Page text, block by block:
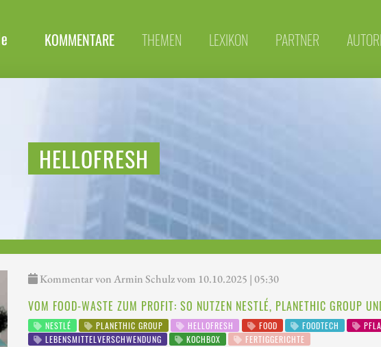
KOMMENTARE THEMEN LEXIKON PARTNER
HELLOFRESH
Kommentar von Armin Schulz vom 10.10.2025 | 05:30
VOM FOOD-WASTE ZUM PROFIT: SO NUTZEN NESTLÉ, PLANETHIC GROUP
NESTLÉ PLANETHIC GROUP HELLOFRESH FOOD FOODTECH
LEBENSMITTELVERSCHWENDUNG
KOCHBOX FERTIGGERICHTE